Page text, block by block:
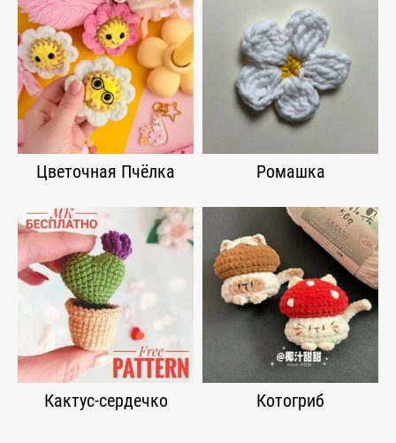
Цветочная Пчёлка Ромашка
Кактус-сердечко Котогриб